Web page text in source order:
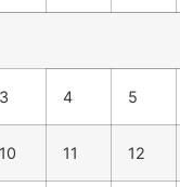
3 4 5
10 11 12